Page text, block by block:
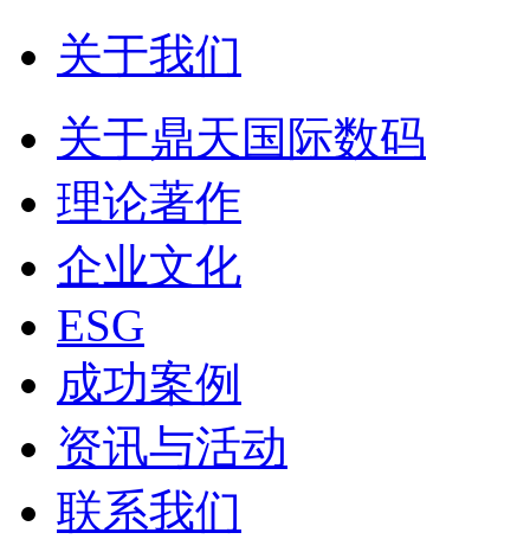
关于我们
关于鼎天国际数码
理论著作
企业文化
ESG
成功案例
资讯与活动
联系我们